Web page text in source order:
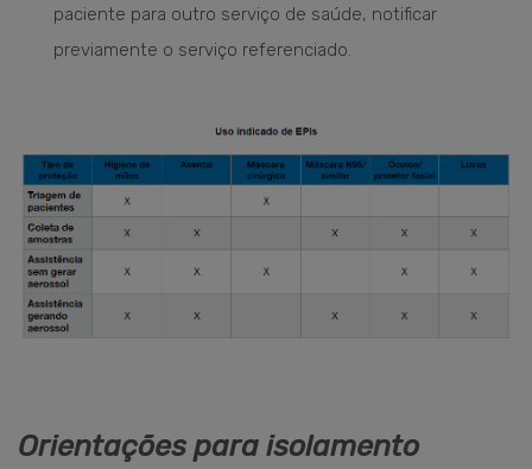
paciente para outro serviço de saúde, notificar
previamente o serviço referenciado.
Orientações para isolamento